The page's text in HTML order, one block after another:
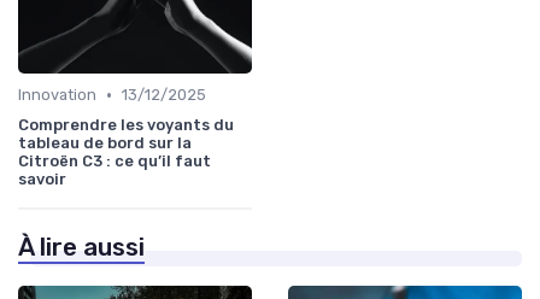
Innovation • 13/12/2025
Comprendre les voyants du
tableau de bord sur la
Citroën C3 : ce qu’il faut
savoir
À lire aussi